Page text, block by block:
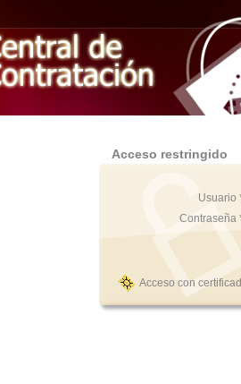
Acceso restringido
Usuario
Contraseña
Acceso con